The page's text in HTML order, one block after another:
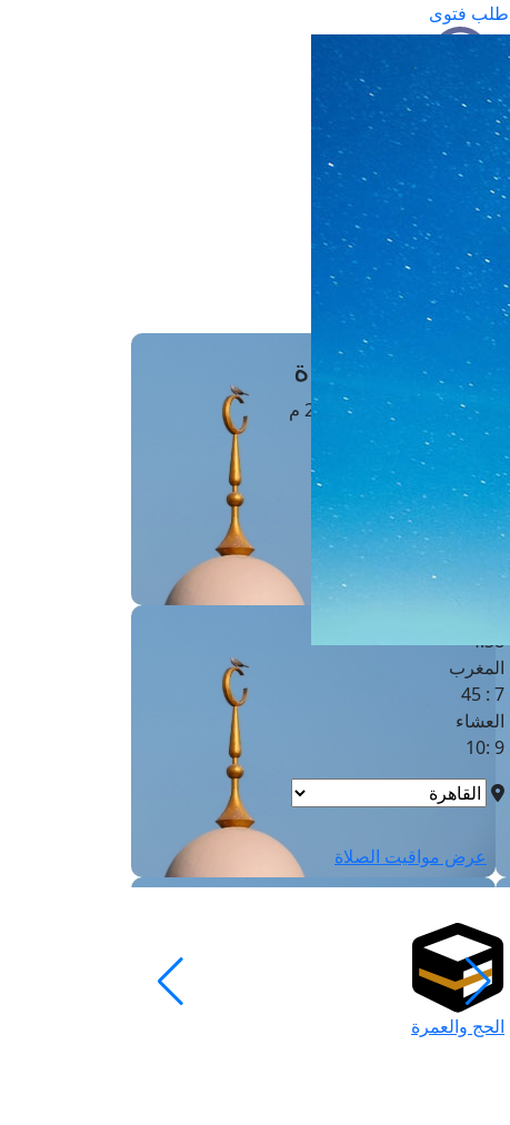
طلب فتوى
استعلام عن فتوى
حجز موعد
الفتوى الهاتفية
مَواقِيتُ الصَّـــلاة
القاهرة · 06 أغسطس 2026 م
4 :40
الشروق
6 :17
4:38
المغرب
7 : 45
العشاء
9 :10
عرض مواقيت الصلاة
الحج والعمرة